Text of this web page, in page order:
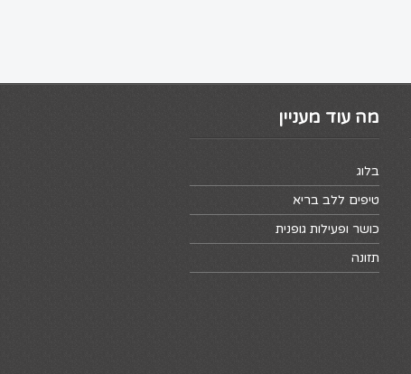
מה עוד מעניין
בלוג
טיפים ללב בריא
כושר ופעילות גופנית
תזונה